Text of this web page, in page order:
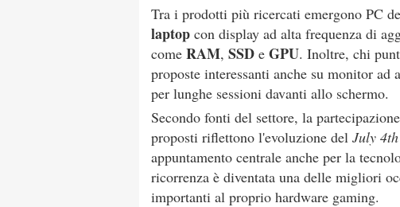
Tra i prodotti più ricercati emergono PC
laptop con display ad alta frequenza di
come RAM, SSD e GPU. Inoltre, chi
proposte interessanti anche su monitor ad
per lunghe sessioni davanti allo schermo.
Secondo fonti del settore, la
proposti riflettono l'evoluzione del July 4th
appuntamento centrale anche per la
ricorrenza è diventata una delle migliori
importanti al proprio hardware gaming.